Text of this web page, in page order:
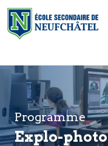
Skip to content
Programme
Explo-photo